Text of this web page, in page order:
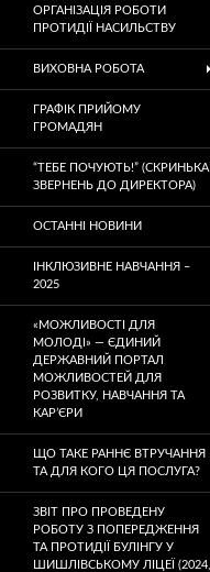
ОРГАНІЗАЦІЯ РОБОТИ
ПРОТИДІЇ НАСИЛЬСТВУ
ВИХОВНА РОБОТА
ГРАФІК ПРИЙОМУ
ГРОМАДЯН
“ТЕБЕ ПОЧУЮТЬ!” (СКРИНЬКА
ЗВЕРНЕНЬ ДО ДИРЕКТОРА)
ОСТАННІ НОВИНИ
ІНКЛЮЗИВНЕ НАВЧАННЯ –
2025
«МОЖЛИВОСТІ ДЛЯ
МОЛОДІ» — ЄДИНИЙ
ДЕРЖАВНИЙ ПОРТАЛ
МОЖЛИВОСТЕЙ ДЛЯ
РОЗВИТКУ, НАВЧАННЯ ТА
КАР’ЄРИ
ЩО ТАКЕ РАННЄ ВТРУЧАННЯ
ТА ДЛЯ КОГО ЦЯ ПОСЛУГА?
ЗВІТ ПРО ПРОВЕДЕНУ
РОБОТУ З ПОПЕРЕДЖЕННЯ
ТА ПРОТИДІЇ БУЛІНГУ У
ШИШЛІВСЬКОМУ ЛІЦЕЇ (2024,